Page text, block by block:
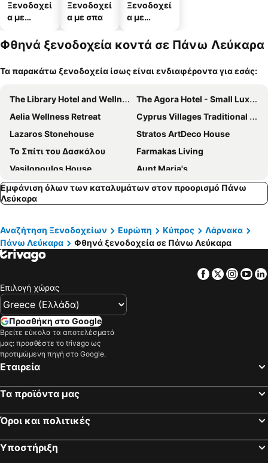
Ξενοδοχεί
α με
Ξενοδοχεί
α με σπα
Ξενοδοχεί
α με
Φθηνά ξενοδοχεία κοντά σε Πάνω Λεύκαρα
Τα παρακάτω ξενοδοχεία ίσως είναι ενδιαφέροντα για εσάς:
The Library Hotel and Wellness Retreat
The Agora Hotel - Small Luxury Hotel of the World - Adults Only
Aelia Wellness Retreat
Cyprus Villages Traditional Houses
Lazaros Stonehouse
Stratos ArtDeco House
Το Σπίτι του Δασκάλου
Farmakas Living
Vasilopoulos House
Aunt Maria's
Lefkarama Village
To Konatzi tis Marikas tzai tou Yianni
Porfyrios Country House
Nιόβη Παραδοσιακές Βίλες
Cottage Houses
Aldiana
Εμφάνιση όλων των καταλυμάτων στον προορισμό Πάνω
Λεύκαρα
Αναζήτηση Ξενοδοχείων Ευρώπη Κύπρος
Λάρνακα
Πάνω Λεύκαρα
Φθηνά ξενοδοχεία σε Πάνω Λεύκαρα
Facebook
Twitter
Επιλογή χώρας
Προσθήκη στο Google
Βρείτε εύκολα τα αποτελέσματά
μας: προσθέστε το trivago ως
προτιμώμενη πηγή στο Google.
Εταιρεία
Τα προϊόντα μας
Όροι και πολιτικές
Υποστήριξη